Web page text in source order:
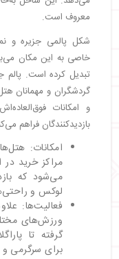
معروف است.
شکل پالمی جزیره و
خاصی به این مکان
تبدیل کرده است.
گردشگران و مهمانان
و امکانات
بازدیدکنندگان فراهم
امکانات:
مراکز خرید در
می‌شود که
لوکس و
فعالیت‌ها:
ورزش‌های
گرفته تا
برای سرگرمی